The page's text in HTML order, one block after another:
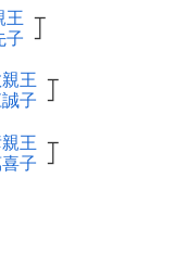
王 ┬
子 ┘
王 ┬
子 ┘
王 ┬
子 ┘